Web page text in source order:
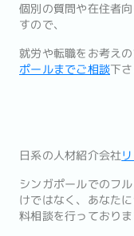
個別の質問や在住者
すので、
就労や転職をお考え
ポールまでご相談下さ
日系の人材紹介会社
シンガポールでのフ
けではなく、あなた
料相談を行っておりま